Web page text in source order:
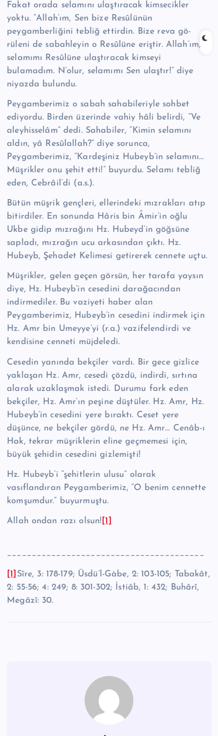
Fakat orada selamını ulaştıracak kimsecikler
yoktu. “Allah’ım, Sen bize Resûlünün
peygamberliğini tebliğ ettirdin. Bize reva gö­
rüleni de sabahleyin o Resûlüne eriştir. Allah’ım,
selamımı Resûlüne ulaştıra­cak kimseyi
bulamadım. N’olur, selamımı Sen ulaştır!” diye
niyazda bulun­du.
Peygamberimiz o sabah sahabileriyle sohbet
ediyordu. Birden üzerinde va­hiy hâli belirdi, “Ve
aleyhisselâm” dedi. Sahabiler, “Kimin selamını
aldın, yâ Re­sû­lal­lah?” diye sorunca,
Peygamberimiz, “Kardeşiniz Hubeyb’in selamını…
Müşrikler onu şehit etti!” buyurdu. Selamı tebliğ
eden, Cebrâil’di (a.s.).
Bütün müşrik gençleri, ellerindeki mızrakları atıp
bitirdiler. En sonunda Hâris bin Âmir’in oğlu
Ukbe gidip mızrağını Hz. Hubeyd’in göğsüne
sapladı, mızra­ğın ucu arkasından çıktı. Hz.
Hubeyb, Şehadet Kelimesi getirerek cennete uç­tu.
Müşrikler, gelen geçen görsün, her tarafa yaysın
diye, Hz. Hubeyb’in cesedini darağacından
indirmediler. Bu vaziyeti haber alan
Peygamberimiz, Hubeyb’in cesedini indir­mek için
Hz. Amr bin Umeyye’yi (r.a.) vazifelendirdi ve
kendisine cenneti müjdeledi.
Cesedin yanında bekçiler vardı. Bir gece gizlice
yaklaşan Hz. Amr, cesedi çözdü, indirdi, sırtına
alarak uzaklaşmak istedi. Durumu fark eden
bekçiler, Hz. Amr’ın peşine düştüler. Hz. Amr, Hz.
Hubeyb’in cesedini yere bıraktı. Ceset ye­re
düşünce, ne bekçiler gördü, ne Hz. Amr… Cenâb-ı
Hak, tekrar müşriklerin eli­ne geçmemesi için,
büyük şehidin cesedini gizlemişti!
Hz. Hubeyb’i “şehitlerin ulusu” olarak
vasıflandıran Peygamberimiz, “O be­nim cennette
komşumdur.” buyurmuştu.
Allah ondan razı olsun! [1]
________________________________________
[1] Sîre, 3: 178-179; Üsdü’l-Gàbe, 2: 103-105; Tabakât,
2: 55-56; 4: 249; 8: 301-302; İstiâb, 1: 432; Buhârî,
Megâzî: 30.